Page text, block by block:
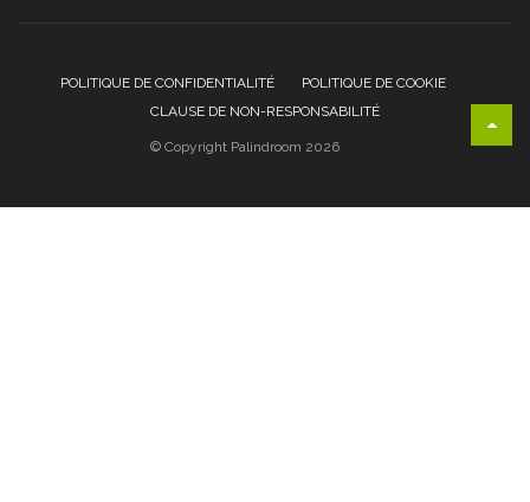
POLITIQUE DE CONFIDENTIALITÉ
POLITIQUE DE COOKIE
CLAUSE DE NON-RESPONSABILITÉ
© Copyright Palindroom 2026